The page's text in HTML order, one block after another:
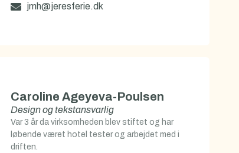
jmh@jeresferie.dk
Caroline Ageyeva-Poulsen
Design og tekstansvarlig
Var 3 år da virksomheden blev stiftet og har
løbende været hotel tester og arbejdet med i
driften.